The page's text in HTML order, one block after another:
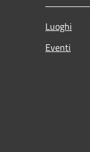
Luoghi
Eventi